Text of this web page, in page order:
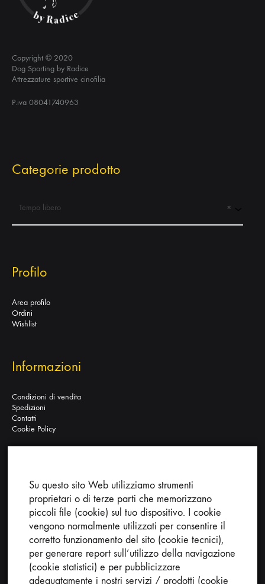
Copyright © 2020
Dog Sporting by Radice
Attrezzature sportive cinofilia
P.iva 08041740963
Categorie prodotto
×
Tempo libero
Profilo
Area profilo
Ordini
Wishlist
Informazioni
Condizioni di vendita
Spedizioni
Contatti
Cookie Policy
Ricerca nel sito:
Su questo sito Web utilizziamo strumenti
proprietari o di terze parti che memorizzano
piccoli file (cookie) sul tuo dispositivo. I cookie
vengono normalmente utilizzati per consentire il
corretto funzionamento del sito (cookie tecnici),
per generare report sull’utilizzo della navigazione
(cookie statistici) e per pubblicizzare
adeguatamente i nostri servizi / prodotti (cookie